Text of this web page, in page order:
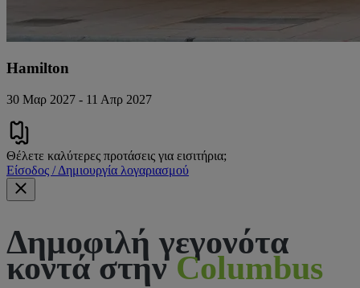
Hamilton
30 Μαρ 2027 - 11 Απρ 2027
Θέλετε καλύτερες προτάσεις για εισιτήρια;
Είσοδος / Δημιουργία λογαριασμού
Δημοφιλή γεγονότα
κοντά στηνColumbus